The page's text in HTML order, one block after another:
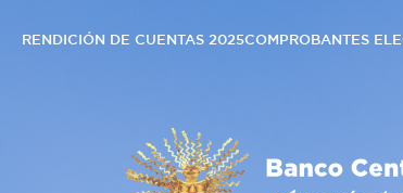
RENDICIÓN DE CUENTAS 2025COMPROBANTES